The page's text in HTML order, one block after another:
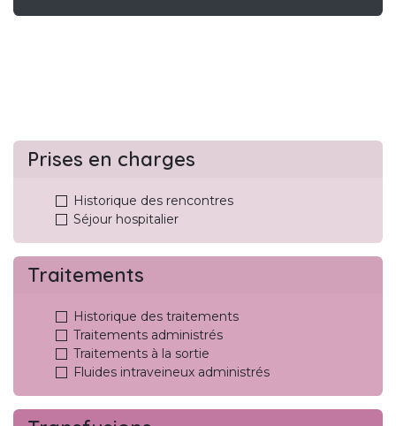
Prises en charges
Historique des rencontres
Séjour hospitalier
Traitements
Historique des traitements
Traitements administrés
Traitements à la sortie
Fluides intraveineux administrés